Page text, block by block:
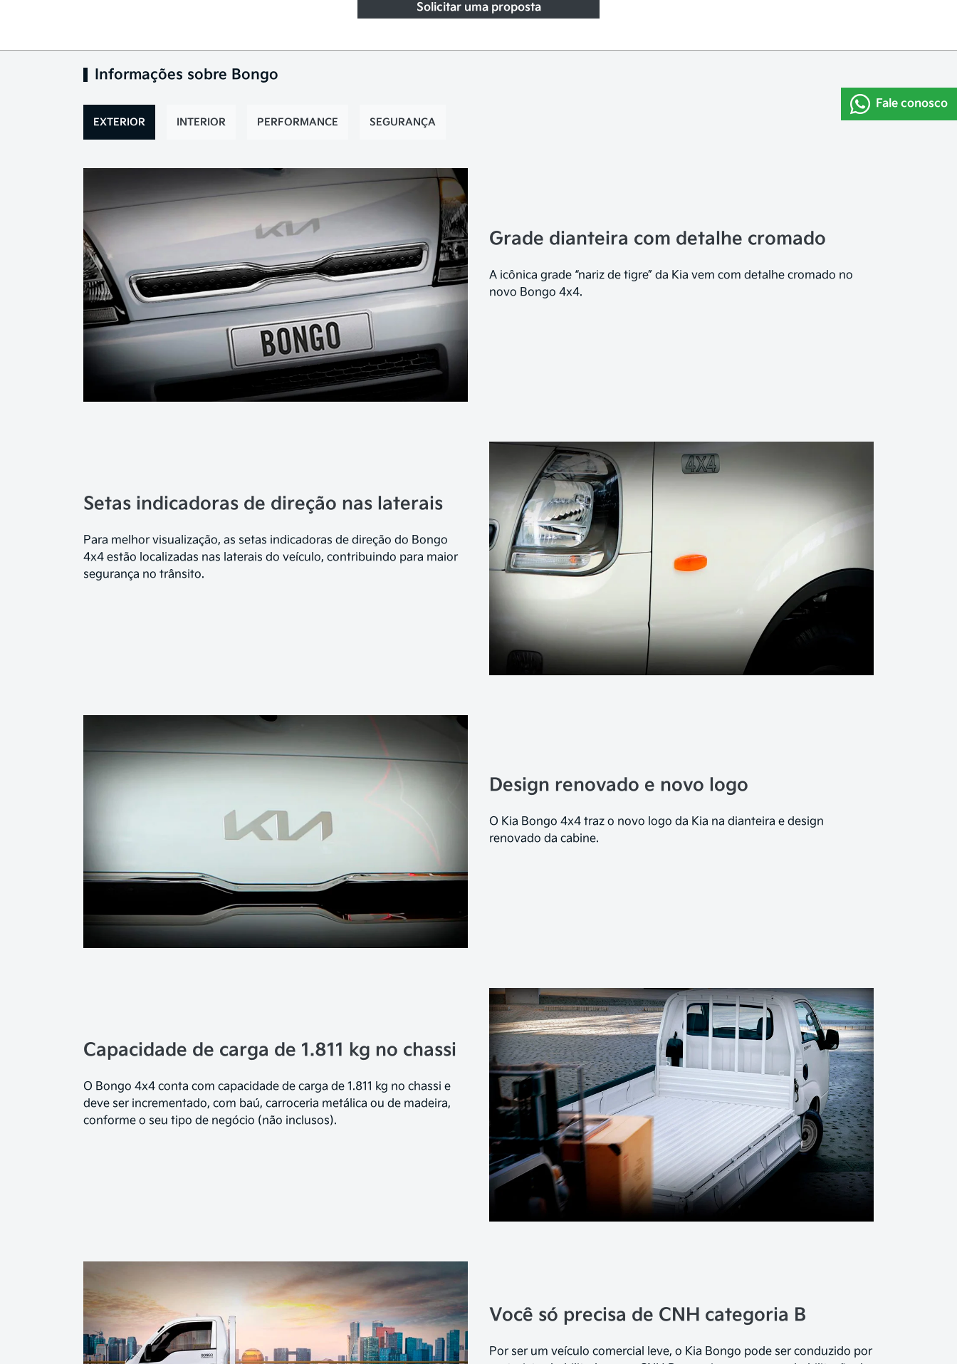
Solicitar uma proposta
Informações sobre Bongo
EXTERIOR INTERIOR PERFORMANCE SEGURANÇA
Grade dianteira com detalhe cromado
A icônica grade “nariz de tigre” da Kia vem com detalhe cromado no
novo Bongo 4x4.
Setas indicadoras de direção nas laterais
Para melhor visualização, as setas indicadoras de direção do Bongo
4x4 estão localizadas nas laterais do veículo, contribuindo para maior
segurança no trânsito.
Design renovado e novo logo
O Kia Bongo 4x4 traz o novo logo da Kia na dianteira e design
renovado da cabine.
Capacidade de carga de 1.811 kg no chassi
O Bongo 4x4 conta com capacidade de carga de 1.811 kg no chassi e
deve ser incrementado, com baú, carroceria metálica ou de madeira,
conforme o seu tipo de negócio (não inclusos).
Você só precisa de CNH categoria B
Por ser um veículo comercial leve, o Kia Bongo pode ser conduzido por
Fale conosco